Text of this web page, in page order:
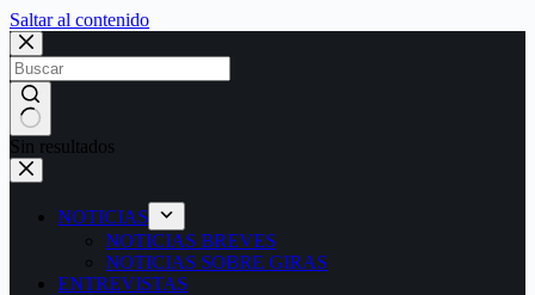
Saltar al contenido
Sin resultados
NOTICIAS
NOTICIAS BREVES
NOTICIAS SOBRE GIRAS
ENTREVISTAS